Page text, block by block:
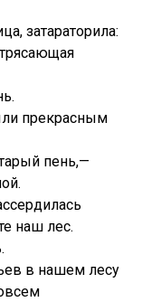
затараторила:
прекрасным
пень,—
наш лес.
в нашем лесу